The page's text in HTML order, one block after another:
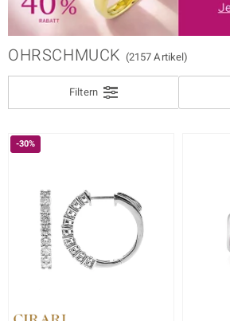
OHRSCHMUCK (2157 Artikel)
Filtern
SCHLIFF
SCHLIFF DETAILLIERT
FASSUNG
-30%